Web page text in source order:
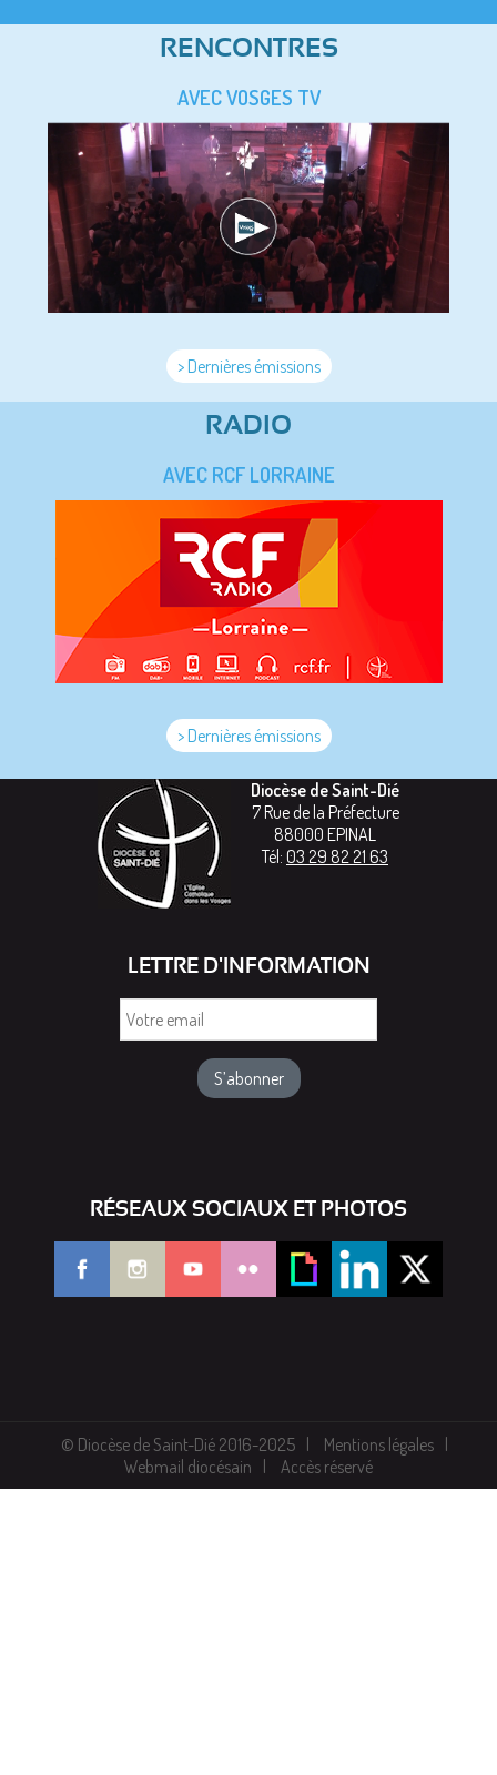
RENCONTRES
AVEC VOSGES TV
> Dernières émissions
RADIO
AVEC RCF LORRAINE
> Dernières émissions
Diocèse de Saint-Dié
7 Rue de la Préfecture
88000 EPINAL
Tél: 03 29 82 21 63
LETTRE D'INFORMATION
RÉSEAUX SOCIAUX ET PHOTOS
© Diocèse de Saint-Dié 2016-2025
Mentions légales
Webmail diocésain
Accès réservé